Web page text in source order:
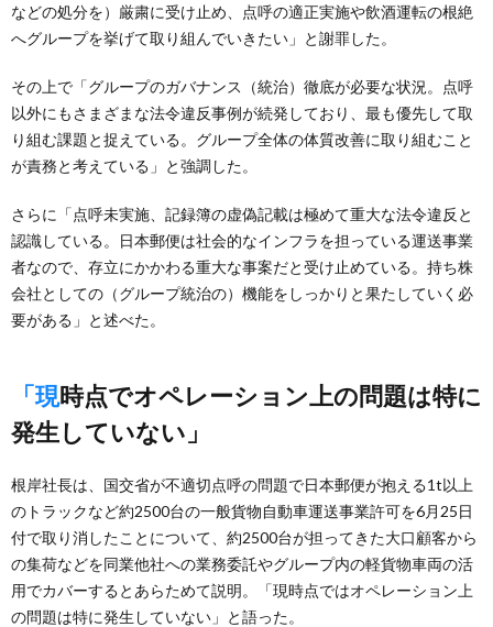
などの処分を）厳粛に受け止め、点呼の適正実施や飲酒運転の根絶
へグループを挙げて取り組んでいきたい」と謝罪した。
その上で「グループのガバナンス（統治）徹底が必要な状況。点呼
以外にもさまざまな法令違反事例が続発しており、最も優先して取
り組む課題と捉えている。グループ全体の体質改善に取り組むこと
が責務と考えている」と強調した。
さらに「点呼未実施、記録簿の虚偽記載は極めて重大な法令違反と
認識している。日本郵便は社会的なインフラを担っている運送事業
者なので、存立にかかわる重大な事案だと受け止めている。持ち株
会社としての（グループ統治の）機能をしっかりと果たしていく必
要がある」と述べた。
「現時点でオペレーション上の問題は特に
発生していない」
根岸社長は、国交省が不適切点呼の問題で日本郵便が抱える1t以上
のトラックなど約2500台の一般貨物自動車運送事業許可を6月25日
付で取り消したことについて、約2500台が担ってきた大口顧客から
の集荷などを同業他社への業務委託やグループ内の軽貨物車両の活
用でカバーするとあらためて説明。「現時点ではオペレーション上
の問題は特に発生していない」と語った。